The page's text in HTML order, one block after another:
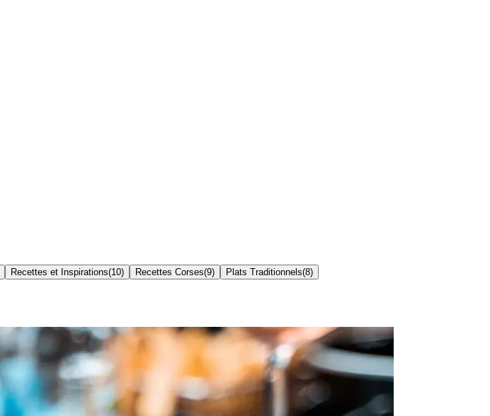
Recettes et Inspirations(10) Recettes Corses(9) Plats Traditionnels(8)